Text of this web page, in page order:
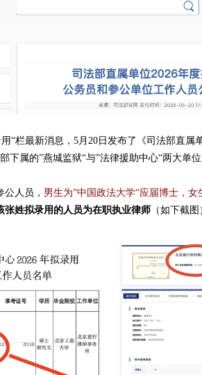
“栏最新消息，5月20日发布了《司法部直属
下属的”燕城监狱“与”法律援助中心“两大单位
人员， 男生为”中国政法大学“应届博士，
姓拟录用的人员为在职执业律师 （如下截图